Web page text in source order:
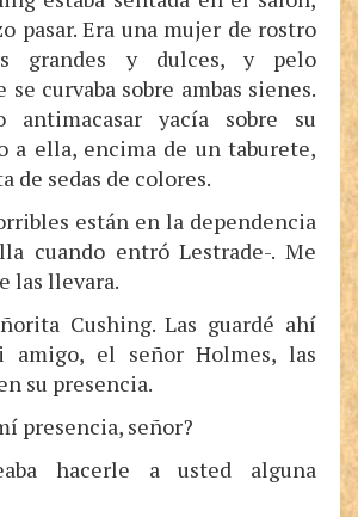
pasar. Era una mujer de rostro
grandes y dulces, y pelo
se curvaba sobre ambas sienes.
antimacasar yacía sobre su
a ella, encima de un taburete,
de sedas de colores.
están en la dependencia
cuando entró Lestrade-. Me
las llevara.
Cushing. Las guardé ahí
amigo, el señor Holmes, las
su presencia.
presencia, señor?
hacerle a usted alguna